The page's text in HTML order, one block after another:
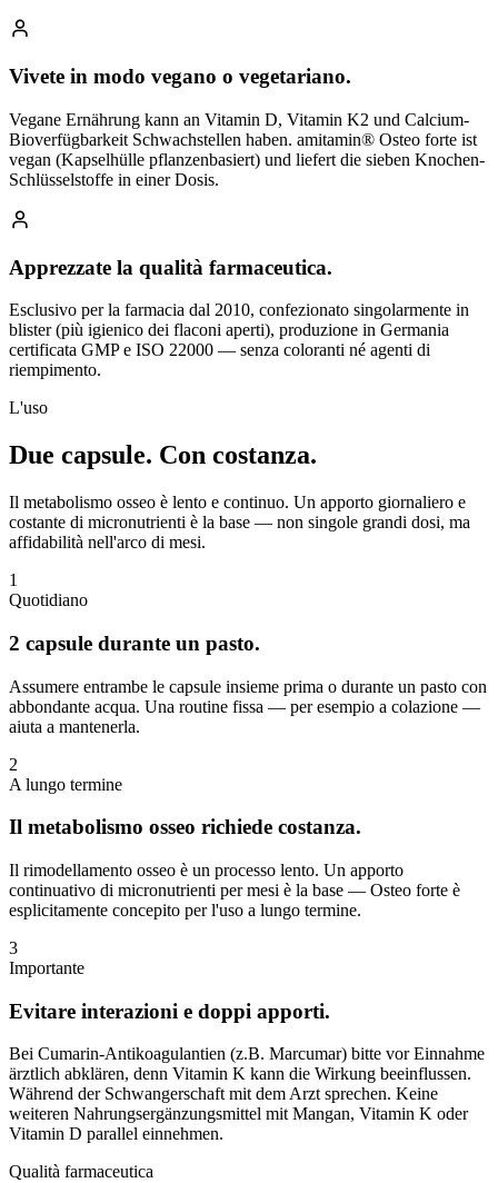
Vivete in modo vegano o vegetariano.
Vegane Ernährung kann an Vitamin D, Vitamin K2 und Calcium-
Bioverfügbarkeit Schwachstellen haben. amitamin® Osteo forte ist
vegan (Kapselhülle pflanzenbasiert) und liefert die sieben Knochen-
Schlüsselstoffe in einer Dosis.
Apprezzate la qualità farmaceutica.
Esclusivo per la farmacia dal 2010, confezionato singolarmente in
blister (più igienico dei flaconi aperti), produzione in Germania
certificata GMP e ISO 22000 — senza coloranti né agenti di
riempimento.
L'uso
Due capsule. Con costanza.
Il metabolismo osseo è lento e continuo. Un apporto giornaliero e
costante di micronutrienti è la base — non singole grandi dosi, ma
affidabilità nell'arco di mesi.
1
Quotidiano
2 capsule durante un pasto.
Assumere entrambe le capsule insieme prima o durante un pasto con
abbondante acqua. Una routine fissa — per esempio a colazione —
aiuta a mantenerla.
2
A lungo termine
Il metabolismo osseo richiede costanza.
Il rimodellamento osseo è un processo lento. Un apporto
continuativo di micronutrienti per mesi è la base — Osteo forte è
esplicitamente concepito per l'uso a lungo termine.
3
Importante
Evitare interazioni e doppi apporti.
Bei Cumarin-Antikoagulantien (z.B. Marcumar) bitte vor Einnahme
ärztlich abklären, denn Vitamin K kann die Wirkung beeinflussen.
Während der Schwangerschaft mit dem Arzt sprechen. Keine
weiteren Nahrungsergänzungsmittel mit Mangan, Vitamin K oder
Vitamin D parallel einnehmen.
Qualità farmaceutica